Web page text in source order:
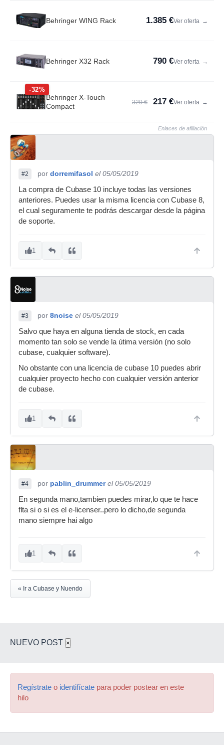
Behringer WING Rack 1.385 €Ver oferta →
Behringer X32 Rack 790 €Ver oferta →
-32%
Behringer X-Touch
Compact
320 € 217 €Ver oferta →
Enlaces de afiliación
#2 por dorremifasol el 05/05/2019
La compra de Cubase 10 incluye todas las versiones
anteriores. Puedes usar la misma licencia con Cubase 8,
el cual seguramente te podrás descargar desde la página
de soporte.
1
#3 por 8noise el 05/05/2019
Salvo que haya en alguna tienda de stock, en cada
momento tan solo se vende la útima versión (no solo
cubase, cualquier software).
No obstante con una licencia de cubase 10 puedes abrir
cualquier proyecto hecho con cualquier versión anterior
de cubase.
1
#4 por pablin_drummer el 05/05/2019
En segunda mano,tambien puedes mirar,lo que te hace
flta si o si es el e-licenser..pero lo dicho,de segunda
mano siempre hai algo
1
« Ir a Cubase y Nuendo
NUEVO POST ×
Regístrate o identifícate para poder postear en este
hilo